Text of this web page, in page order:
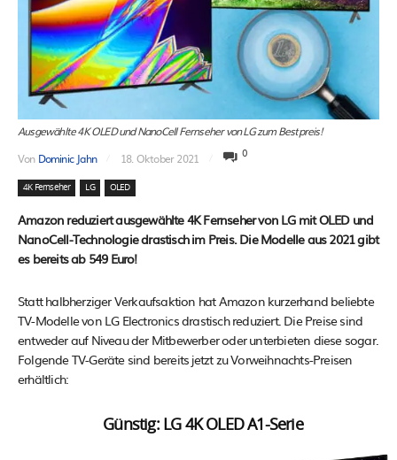
Ausgewählte 4K OLED und NanoCell Fernseher von LG zum Bestpreis!
Von Dominic Jahn 18. Oktober 2021 0
4K Fernseher LG OLED
Amazon reduziert ausgewählte 4K Fernseher von LG mit OLED und
NanoCell-Technologie drastisch im Preis. Die Modelle aus 2021 gibt
es bereits ab 549 Euro!
Statt halbherziger Verkaufsaktion hat Amazon kurzerhand beliebte
TV-Modelle von LG Electronics drastisch reduziert. Die Preise sind
entweder auf Niveau der Mitbewerber oder unterbieten diese sogar.
Folgende TV-Geräte sind bereits jetzt zu Vorweihnachts-Preisen
erhältlich:
Günstig: LG 4K OLED A1-Serie